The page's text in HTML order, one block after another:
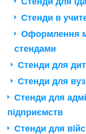
Стенди в
Оформлення
стендами
Стенди для
Стенди для
Стенди для
підприємств
Стенди для